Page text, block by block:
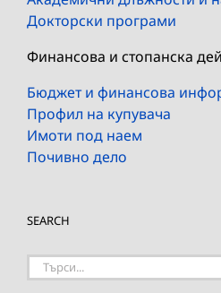
Докторски програми
Финансова и стопанска
Бюджет и финансова
Профил на купувача
Имоти под наем
Почивно дело
SEARCH
Търсене